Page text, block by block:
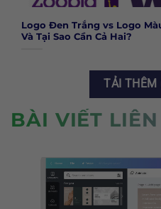
Logo Đen Trắng vs Logo
Và Tại Sao Cần Cả Hai?
TẢI THÊM
BÀI VIẾT